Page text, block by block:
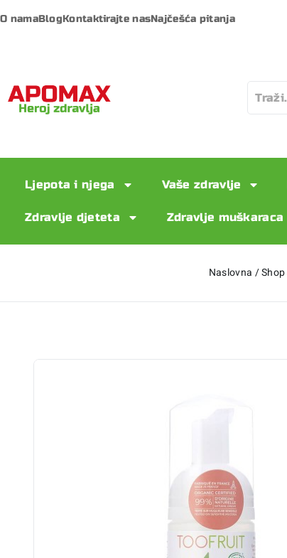
O namaBlogKontaktirajte nasNajčešća pitanja
Ljepota i njega Vaše zdravlje
Zdravlje djeteta Zdravlje muškaraca
Naslovna /Shop